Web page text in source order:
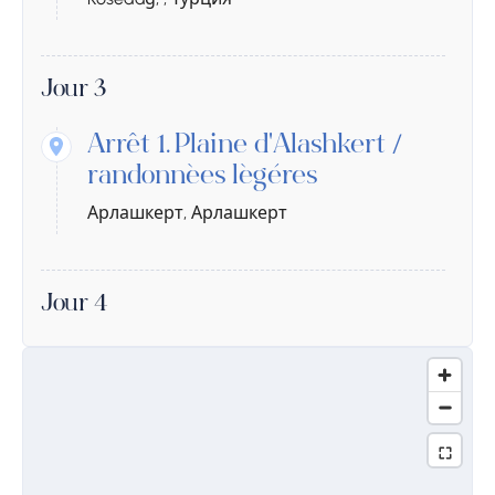
Jour 3
Arrêt 1. Plaine d'Alashkert /
randonnées légères
Арлашкерт, Арлашкерт
Jour 4
Mont Bardogh (Tekelti